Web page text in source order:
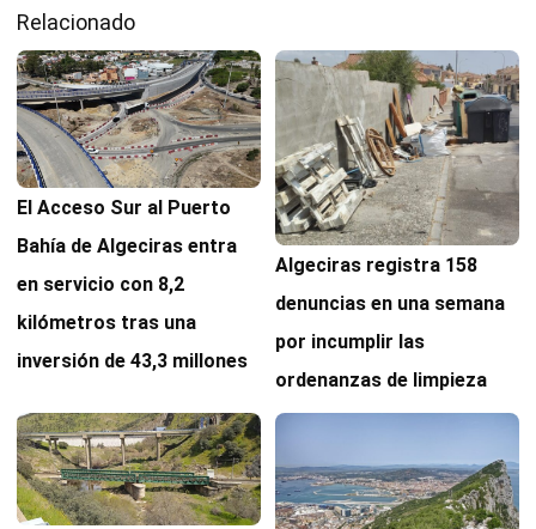
Relacionado
El Acceso Sur al Puerto
Bahía de Algeciras entra
en servicio con 8,2
kilómetros tras una
inversión de 43,3 millones
Algeciras registra 158
denuncias en una semana
por incumplir las
ordenanzas de limpieza